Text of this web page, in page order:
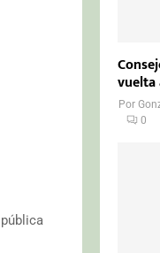
vuelta
Por
0